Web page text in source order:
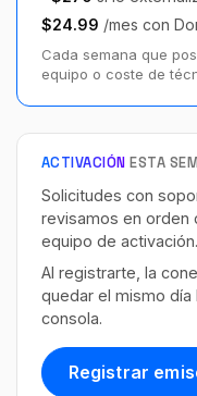
$24.99 /mes con
Cada semana que
equipo o coste de
ACTIVACIÓN ESTA
Solicitudes con
revisamos en orden
equipo de activación.
Al registrarte, la
quedar el mismo
consola.
Registrar